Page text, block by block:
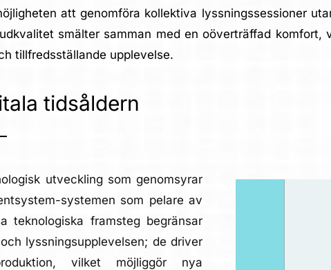
att genomföra kollektiva lyssningssessioner
smälter samman med en oöverträffad
tillfredsställande upplevelse.
tidsåldern
utveckling som genomsyrar
systemen som pelare av
teknologiska framsteg begränsar
lyssningsupplevelsen; de driver
vilket möjliggör nya